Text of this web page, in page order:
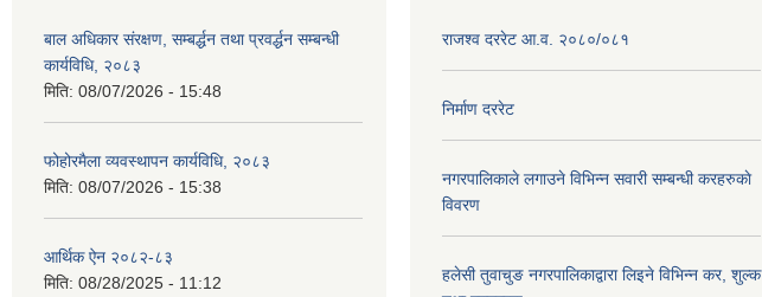
बाल अधिकार संरक्षण, सम्बर्द्धन तथा प्रवर्द्धन सम्बन्धी
कार्यविधि, २०८३
मिति: 08/07/2026 - 15:48
फोहोरमैला व्यवस्थापन कार्यविधि, २०८३
मिति: 08/07/2026 - 15:38
आर्थिक ऐन २०८२-८३
मिति: 08/28/2025 - 11:12
राजश्व दररेट आ.व. २०८०/०८१
निर्माण दररेट
नगरपालिकाले लगाउने विभिन्न सवारी सम्बन्धी करहरुकाे
विवरण
हलेसी तुवाचुङ नगरपालिकाद्वारा लिइने विभिन्न कर, शुल्क